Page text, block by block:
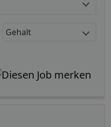
Gehalt